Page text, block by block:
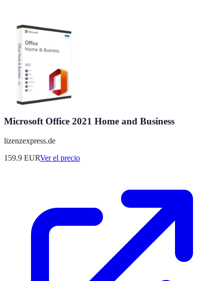
Microsoft Office 2021 Home and Business
lizenzexpress.de
159.9 EURVer el precio